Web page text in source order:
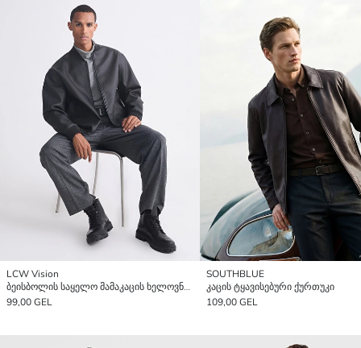
LCW Vision
ბეისბოლის საყელო მამაკაცის ხელოვნური ტყავის ქურთუკი
99,00 GEL
SOUTHBLUE
კაცის ტყავისებური ქურთუკი
109,00 GEL